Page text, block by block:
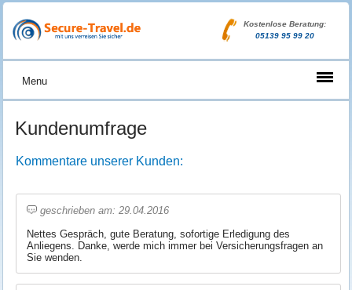
Kostenlose Beratung:
05139 95 99 20
Menu
Kundenumfrage
Kommentare unserer Kunden:
geschrieben am: 29.04.2016
Nettes Gespräch, gute Beratung, sofortige Erledigung des
Anliegens. Danke, werde mich immer bei Versicherungsfragen an
Sie wenden.